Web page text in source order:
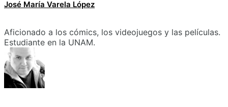
José María Varela López
Aficionado a los cómics, los videojuegos y las películas.
Estudiante en la UNAM.